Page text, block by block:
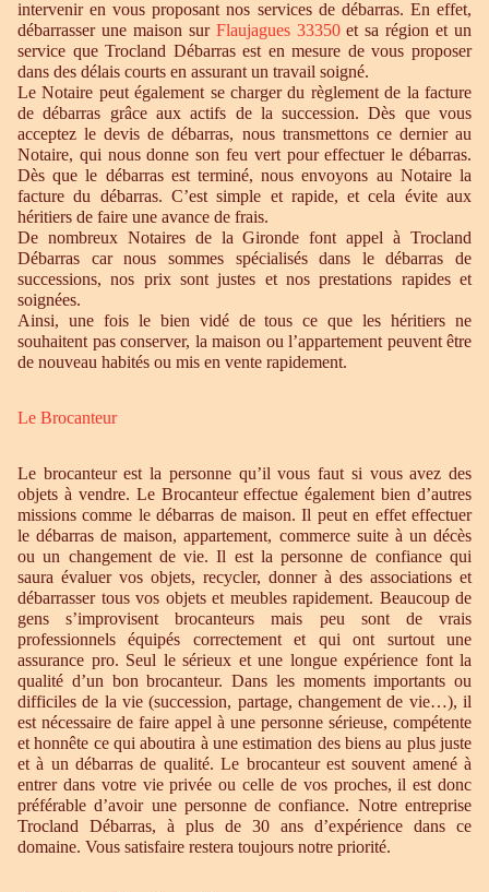
intervenir en vous proposant nos services de débarras. En effet,
débarrasser une maison sur Flaujagues 33350et sa région et un
service que Trocland Débarras est en mesure de vous proposer
dans des délais courts en assurant un travail soigné.
Le Notaire peut également se charger du règlement de la facture
de débarras grâce aux actifs de la succession. Dès que vous
acceptez le devis de débarras, nous transmettons ce dernier au
Notaire, qui nous donne son feu vert pour effectuer le débarras.
Dès que le débarras est terminé, nous envoyons au Notaire la
facture du débarras. C’est simple et rapide, et cela évite aux
héritiers de faire une avance de frais.
De nombreux Notaires de la Gironde font appel à Trocland
Débarras car nous sommes spécialisés dans le débarras de
successions, nos prix sont justes et nos prestations rapides et
soignées.
Ainsi, une fois le bien vidé de tous ce que les héritiers ne
souhaitent pas conserver, la maison ou l’appartement peuvent être
de nouveau habités ou mis en vente rapidement.
Le Brocanteur
Le brocanteur est la personne qu’il vous faut si vous avez des
objets à vendre. Le Brocanteur effectue également bien d’autres
missions comme le débarras de maison. Il peut en effet effectuer
le débarras de maison, appartement, commerce suite à un décès
ou un changement de vie. Il est la personne de confiance qui
saura évaluer vos objets, recycler, donner à des associations et
débarrasser tous vos objets et meubles rapidement. Beaucoup de
gens s’improvisent brocanteurs mais peu sont de vrais
professionnels équipés correctement et qui ont surtout une
assurance pro. Seul le sérieux et une longue expérience font la
qualité d’un bon brocanteur. Dans les moments importants ou
difficiles de la vie (succession, partage, changement de vie…), il
est nécessaire de faire appel à une personne sérieuse, compétente
et honnête ce qui aboutira à une estimation des biens au plus juste
et à un débarras de qualité. Le brocanteur est souvent amené à
entrer dans votre vie privée ou celle de vos proches, il est donc
préférable d’avoir une personne de confiance. Notre entreprise
Trocland Débarras, à plus de 30 ans d’expérience dans ce
domaine. Vous satisfaire restera toujours notre priorité.